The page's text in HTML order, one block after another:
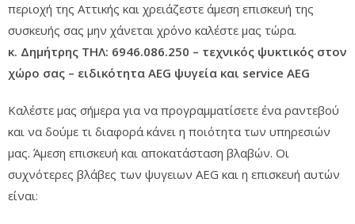
περιοχή της Αττικής και χρειάζεστε άμεση επισκευή της
συσκευής σας μην χάνεται χρόνο καλέστε μας τώρα.
κ. Δημήτρης ΤΗΛ: 6946.086.250 – τεχνικός ψυκτικός στον
χώρο σας – ειδικότητα AEG ψυγεία και service AEG
Καλέστε μας σήμερα για να προγραμματίσετε ένα ραντεβού
και να δούμε τι διαφορά κάνει η ποιότητα των υπηρεσιών
μας. Άμεση επισκευή και αποκατάσταση βλαβών. Οι
συχνότερες βλάβες των ψυγειων AEG και η επισκευή αυτών
είναι: